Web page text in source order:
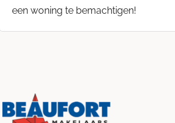
een woning te bemachtigen!